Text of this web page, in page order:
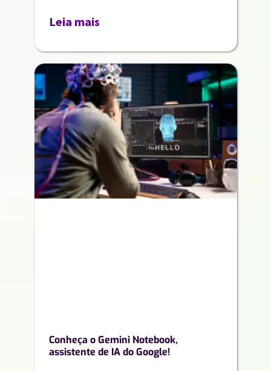
Leia mais
Conheça o Gemini Notebook,
assistente de IA do Google!